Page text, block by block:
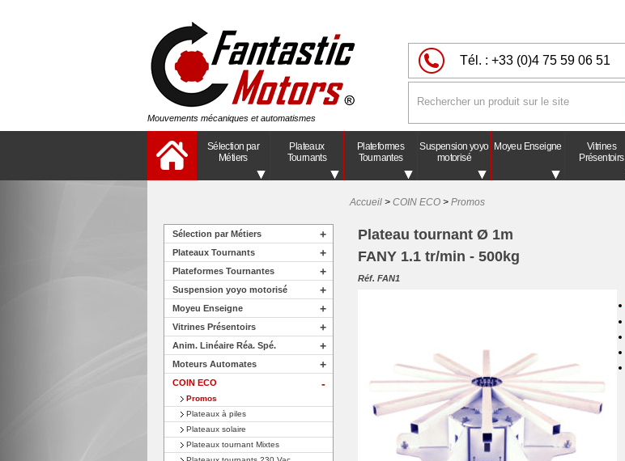
Mouvements mécaniques et automatismes
Tél. : +33 (0)4 75 59 06 51
Sélection par
Métiers
Plateaux
Tournants
Plateformes
Tournantes
Suspension yoyo
motorisé
Moyeu Enseigne
Vitrines
Présentoirs
Accueil > COIN ECO > Promos
Sélection par Métiers +
Plateaux Tournants +
Plateformes Tournantes +
Suspension yoyo motorisé +
Moyeu Enseigne +
Vitrines Présentoirs +
Anim. Linéaire Réa. Spé. +
Moteurs Automates +
COIN ECO
Promos
Plateaux à piles
Plateaux solaire
Plateaux tournant Mixtes
Plateau tournant Ø 1m
FANY 1.1 tr/min - 500kg
Réf. FAN1